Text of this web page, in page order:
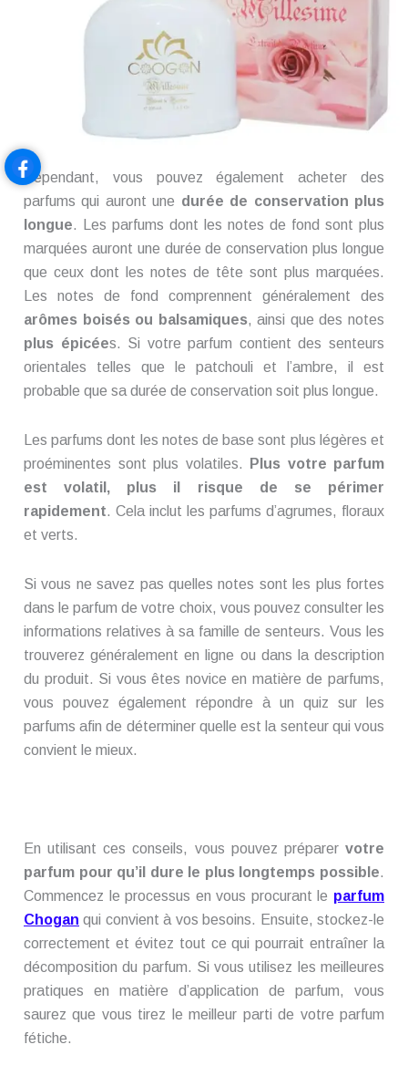
Cependant, vous pouvez également acheter des
parfums qui auront une durée de conservation plus
longue. Les parfums dont les notes de fond sont plus
marquées auront une durée de conservation plus longue
que ceux dont les notes de tête sont plus marquées.
Les notes de fond comprennent généralement des
arômes boisés ou balsamiques, ainsi que des notes
plus épicées. Si votre parfum contient des senteurs
orientales telles que le patchouli et l’ambre, il est
probable que sa durée de conservation soit plus longue.
Les parfums dont les notes de base sont plus légères et
proéminentes sont plus volatiles.
Plus votre parfum
est volatil, plus il risque de se périmer
rapidement. Cela inclut les parfums d’agrumes, floraux
et verts.
Si vous ne savez pas quelles notes sont les plus fortes
dans le parfum de votre choix, vous pouvez consulter les
informations relatives à sa famille de senteurs. Vous les
trouverez généralement en ligne ou dans la description
du produit. Si vous êtes novice en matière de parfums,
vous pouvez également répondre à un quiz sur les
parfums afin de déterminer quelle est la senteur qui vous
convient le mieux.
En utilisant ces conseils, vous pouvez préparer votre
parfum pour qu’il dure le plus longtemps possible.
Commencez le processus en vous procurant le parfum
Chogan qui convient à vos besoins. Ensuite, stockez-le
correctement et évitez tout ce qui pourrait entraîner la
décomposition du parfum. Si vous utilisez les meilleures
pratiques en matière d’application de parfum, vous
saurez que vous tirez le meilleur parti de votre parfum
fétiche.